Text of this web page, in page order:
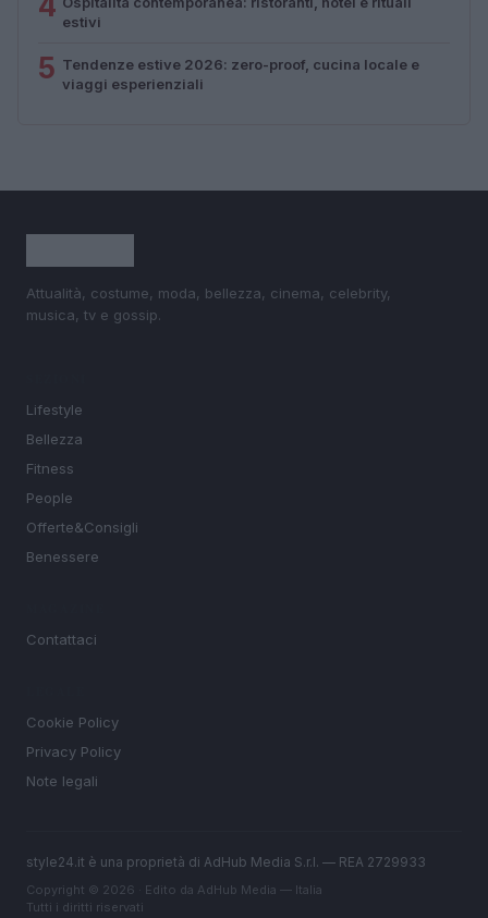
estivi
5 Tendenze estive 2026: zero-proof, cucina locale e
viaggi esperienziali
Attualità, costume, moda, bellezza, cinema, celebrity,
musica, tv e gossip.
Lifestyle
Bellezza
Fitness
People
Offerte&Consigli
Benessere
Contattaci
Cookie Policy
Privacy Policy
Note legali
style24.it è una proprietà di AdHub Media S.r.l. — REA 2729933
Copyright © 2026 · Edito da AdHub Media — Italia
Tutti i diritti riservati